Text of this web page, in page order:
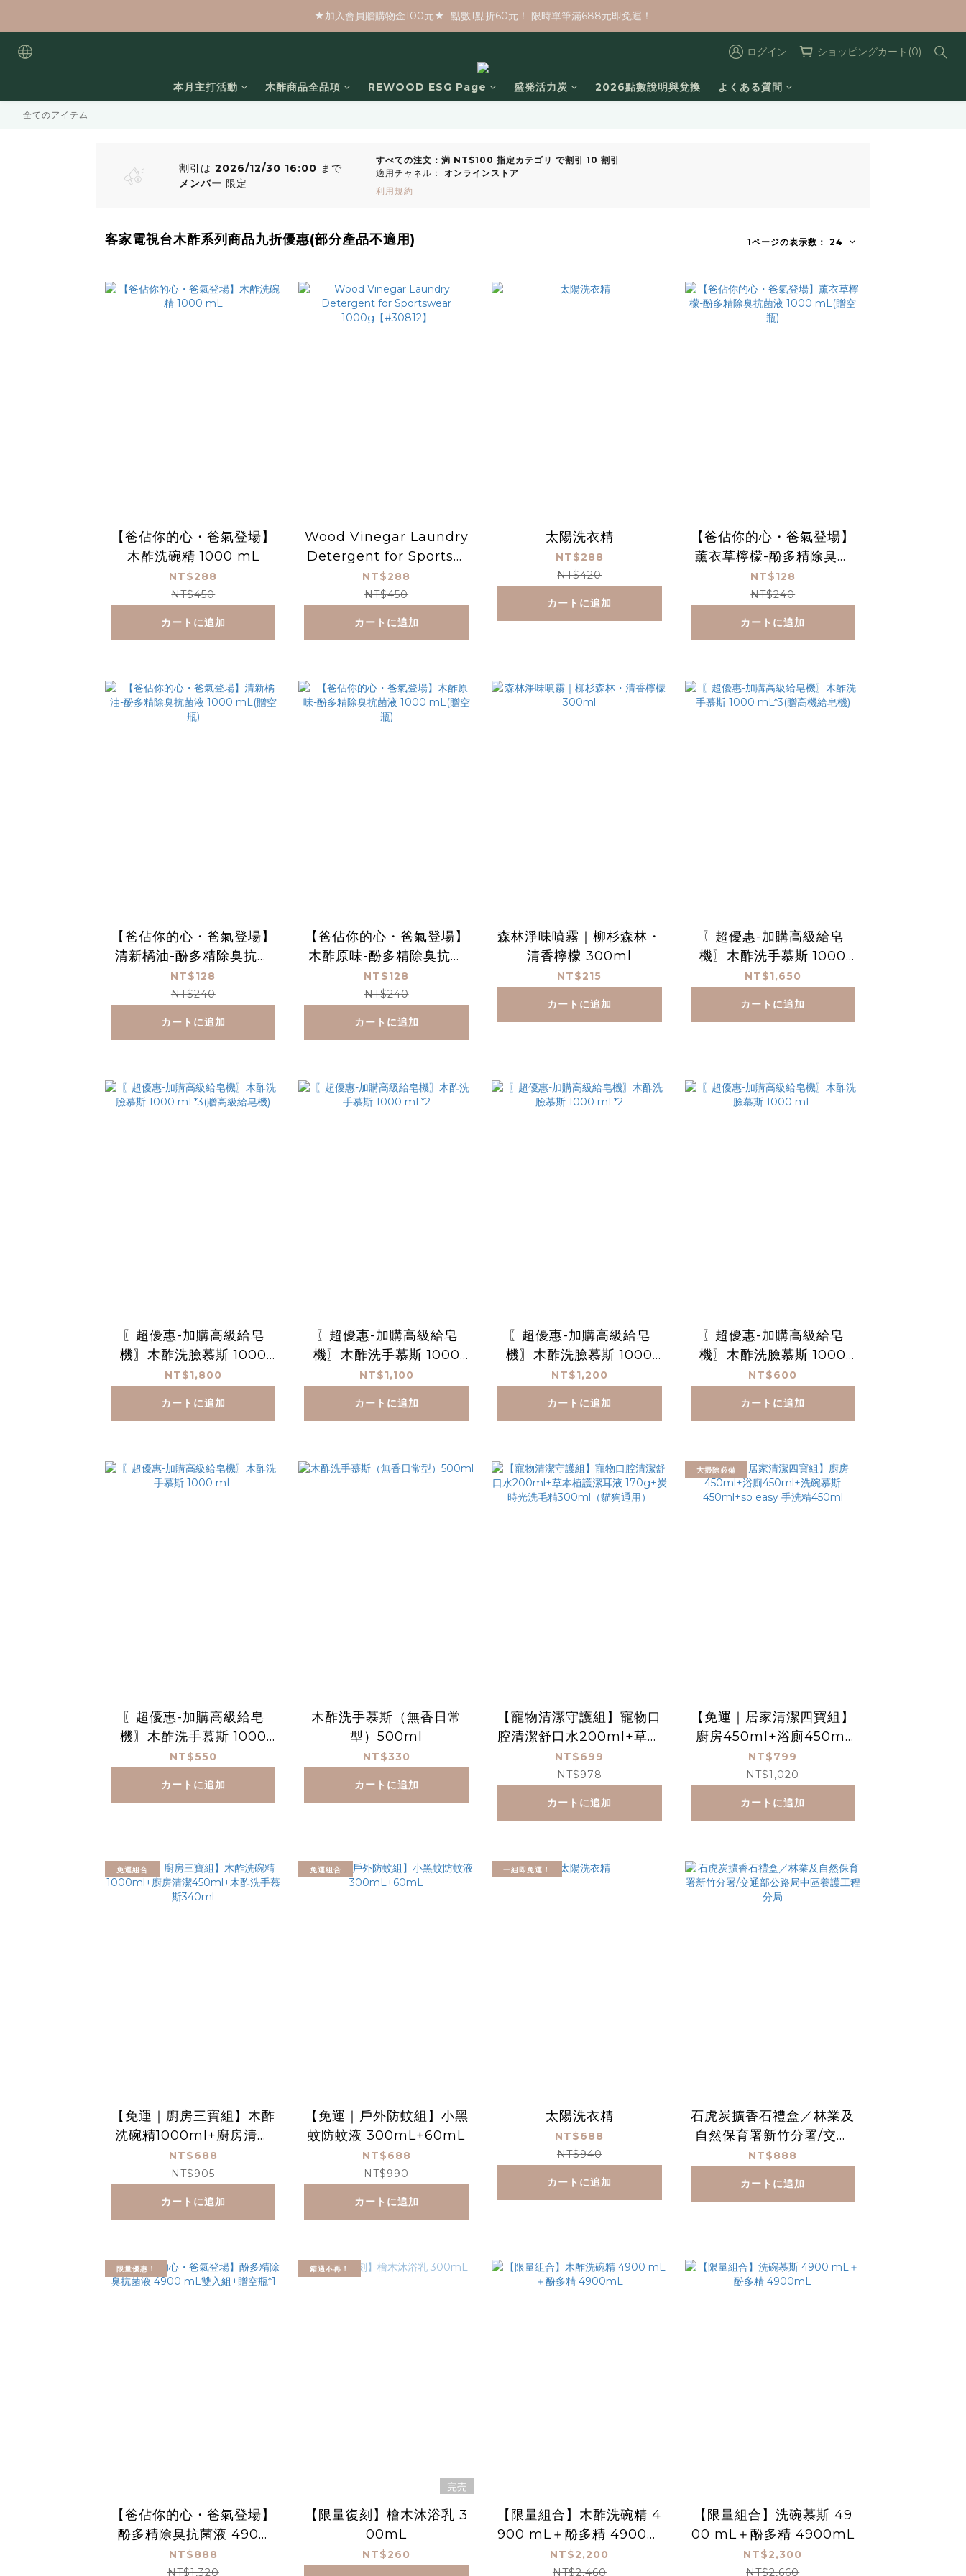
★加入會員贈購物金100元★  點數1點折60元！ 限時單筆滿688元即免運！
ログイン ショッピングカート(0)
本月主打活動 木酢商品全品項 REWOOD ESG Page 盛発活力炭 2026點數說明與兌換 よくある質問
全てのアイテム
割引は 2026/12/30 16:00 まで
メンバー 限定
すべての注文：満 NT$100 指定カテゴリ で割引 10 割引
適用チャネル： オンラインストア
利用規約
客家電視台木酢系列商品九折優惠(部分產品不適用) 1ページの表示数： 24
【爸佔你的心・爸氣登場】
木酢洗碗精 1000 mL
NT$288
NT$450
カートに追加
Wood Vinegar Laundry
Detergent for Sportsw
ear 1000g【#30812】
NT$288
NT$450
カートに追加
太陽洗衣精
NT$288
NT$420
カートに追加
【爸佔你的心・爸氣登場】
薰衣草檸檬-酚多精除臭抗
菌液 1000 mL(贈空瓶)
NT$128
NT$240
カートに追加
【爸佔你的心・爸氣登場】
清新橘油-酚多精除臭抗菌
液 1000 mL(贈空瓶)
NT$128
NT$240
カートに追加
【爸佔你的心・爸氣登場】
木酢原味-酚多精除臭抗菌
液 1000 mL(贈空瓶)
NT$128
NT$240
カートに追加
森林淨味噴霧｜柳杉森林・
清香檸檬 300ml
NT$215
カートに追加
〖超優惠-加購高級給皂
機〗木酢洗手慕斯 1000
mL*3(贈高機給皂機)
NT$1,650
カートに追加
〖超優惠-加購高級給皂
機〗木酢洗臉慕斯 1000
mL*3(贈高級給皂機)
NT$1,800
カートに追加
〖超優惠-加購高級給皂
機〗木酢洗手慕斯 1000
mL*2
NT$1,100
カートに追加
〖超優惠-加購高級給皂
機〗木酢洗臉慕斯 1000
mL*2
NT$1,200
カートに追加
〖超優惠-加購高級給皂
機〗木酢洗臉慕斯 1000
mL
NT$600
カートに追加
〖超優惠-加購高級給皂
機〗木酢洗手慕斯 1000
mL
NT$550
カートに追加
木酢洗手慕斯（無香日常
型）500ml
NT$330
カートに追加
【寵物清潔守護組】寵物口
腔清潔舒口水200ml+草本
植護潔耳液 170g+炭時光
洗毛精300ml（貓狗通
用）
NT$699
NT$978
カートに追加
大掃除必備
【免運｜居家清潔四寶組】
廚房450ml+浴廁450ml
+洗碗慕斯450ml+so eas
y 手洗精450ml
NT$799
NT$1,020
カートに追加
免運組合
【免運｜廚房三寶組】木酢
洗碗精1000ml+廚房清潔
450ml+木酢洗手慕斯340
ml
NT$688
NT$905
カートに追加
免運組合
【免運｜戶外防蚊組】小黑
蚊防蚊液 300mL+60mL
NT$688
NT$990
カートに追加
一組即免運！
太陽洗衣精
NT$688
NT$940
カートに追加
石虎炭擴香石禮盒／林業及
自然保育署新竹分署/交通
部公路局中區養護工程分局
NT$888
カートに追加
限量優惠！
【爸佔你的心・爸氣登場】
酚多精除臭抗菌液 4900
mL雙入組+贈空瓶*1
NT$888
NT$1,320
錯過不再！
完売
【限量復刻】檜木沐浴乳 3
00mL
NT$260
【限量組合】木酢洗碗精 4
900 mL＋酚多精 4900m
L
NT$2,200
NT$2,460
【限量組合】洗碗慕斯 49
00 mL＋酚多精 4900mL
NT$2,300
NT$2,660